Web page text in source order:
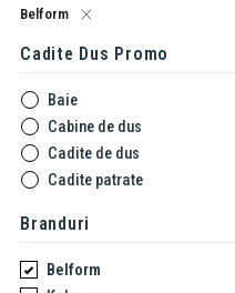
Belform
Cadite Dus Promo
Baie
Cabine de dus
Cadite de dus
Cadite patrate
Branduri
Belform